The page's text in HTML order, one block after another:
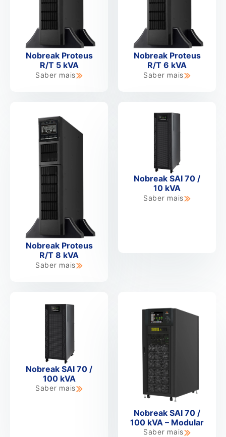
Nobreak Proteus
R/T 5 kVA
Saber mais
Nobreak Proteus
R/T 6 kVA
Saber mais
Nobreak Proteus
R/T 8 kVA
Saber mais
Nobreak SAI 70 /
10 kVA
Saber mais
Nobreak SAI 70 /
100 kVA
Saber mais
Nobreak SAI 70 /
100 kVA – Modular
Saber mais